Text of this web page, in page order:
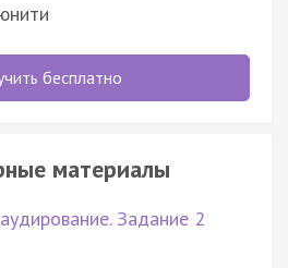
бесплатно
материалы
Задание 2